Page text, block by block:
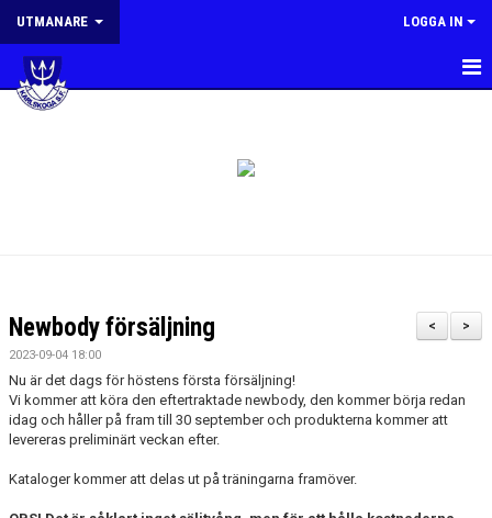
UTMANARE LOGGA IN
HEM
>
<
Newbody försäljning
2023-09-04 18:00
Nu är det dags för höstens första försäljning!
Vi kommer att köra den eftertraktade newbody, den kommer börja redan
idag och håller på fram till 30 september och produkterna kommer att
levereras preliminärt veckan efter.
Kataloger kommer att delas ut på träningarna framöver.